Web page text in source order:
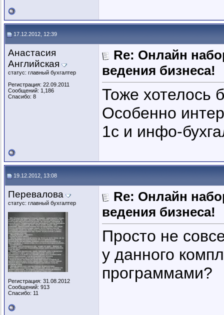
17.12.2012, 12:39
Анастасия
Английская
статус: главный бухгалтер
Регистрация: 22.09.2011
Сообщений: 1,186
Спасибо: 8
Re: Онлайн
ведения бизнеса!
Тоже хотелось
Особенно
1с и инфо-
19.12.2012, 13:08
Перевалова
статус: главный бухгалтер
Регистрация: 31.08.2012
Сообщений: 913
Спасибо: 11
Re: Онлайн
ведения бизнеса!
Просто не
у данного
программами?